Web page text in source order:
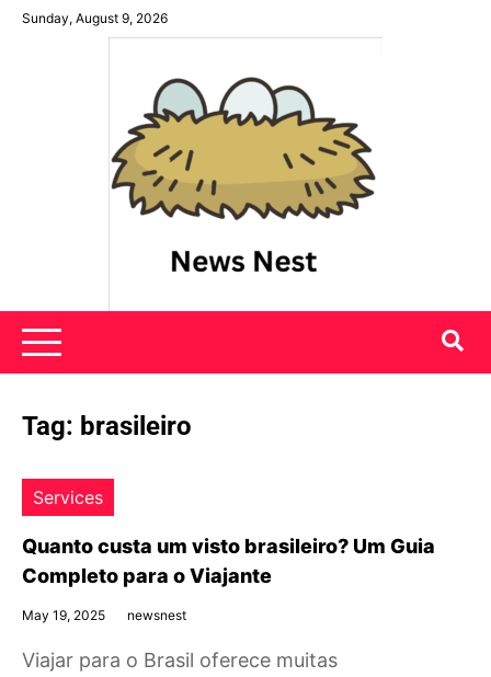
SkipSunday, August 9, 2026
News Nest
Tag: brasileiro
Services
Quanto custa um visto brasileiro? Um Guia
Completo para o Viajante
May 19, 2025 newsnest
Viajar para o Brasil oferece muitas